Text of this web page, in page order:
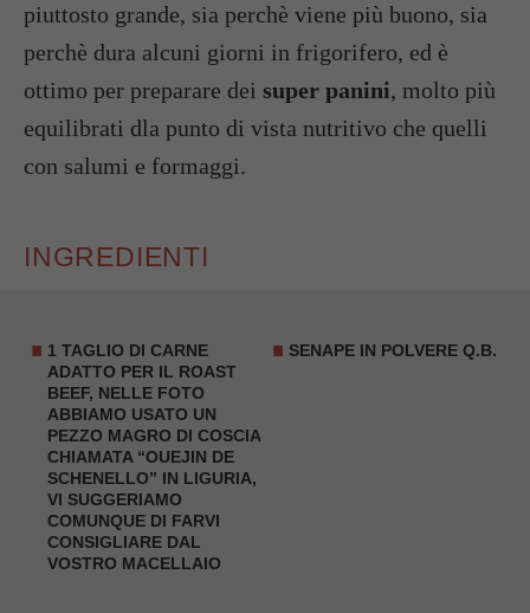
piuttosto grande, sia perchè viene più buono, sia
perchè dura alcuni giorni in frigorifero, ed è
ottimo per preparare dei super panini, molto più
equilibrati dla punto di vista nutritivo che quelli
con salumi e formaggi.
INGREDIENTI
1 TAGLIO DI CARNE
ADATTO PER IL ROAST
BEEF, NELLE FOTO
ABBIAMO USATO UN
PEZZO MAGRO DI COSCIA
CHIAMATA “OUEJIN DE
SCHENELLO” IN LIGURIA,
VI SUGGERIAMO
COMUNQUE DI FARVI
CONSIGLIARE DAL
VOSTRO MACELLAIO
SENAPE IN POLVERE Q.B.